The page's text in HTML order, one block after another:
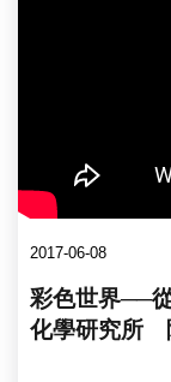
2017-06-08
彩色世界──
化學研究所